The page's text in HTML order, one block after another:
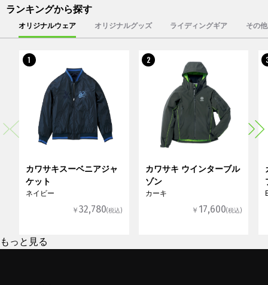
ランキングから探す
オリジナルウェア オリジナルグッズ ライディングギア その
1
カワサキスーベニアジャ
ケット
ネイビー
￥32,780(税込)
2
カワサキ ウインターブル
ゾン
カーキ
￥ 17,600(税込)
もっと見る